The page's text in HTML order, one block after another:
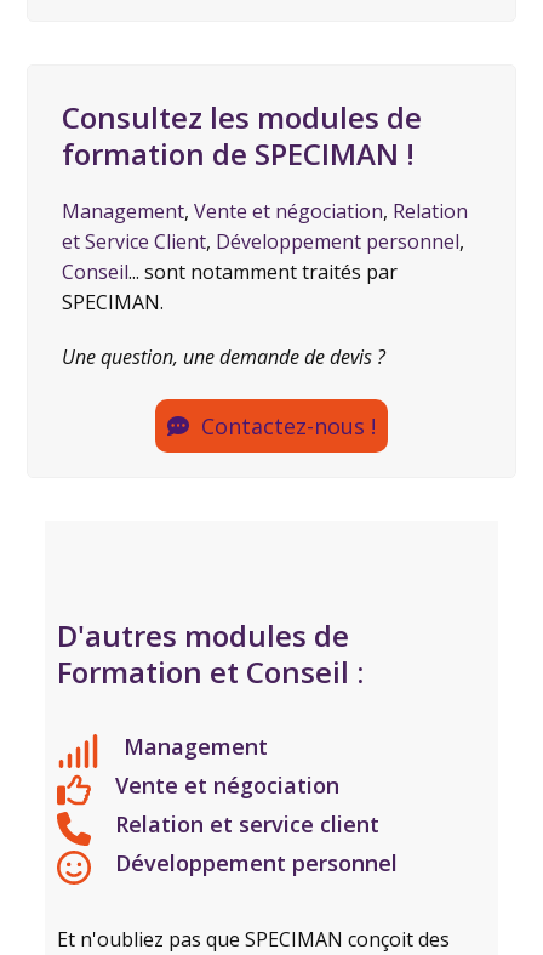
Consultez les modules de
formation de SPECIMAN !
Management,Vente et négociation, Relation
et Service Client, Développement personnel,
Conseil... sont notamment traités par
SPECIMAN.
Une question, une demande de devis ?
Contactez-nous !
D'autres modules de
Formation et Conseil :
Management
Vente et négociation
Relation et service client
Développement personnel
Et n'oubliez pas que SPECIMAN conçoit des